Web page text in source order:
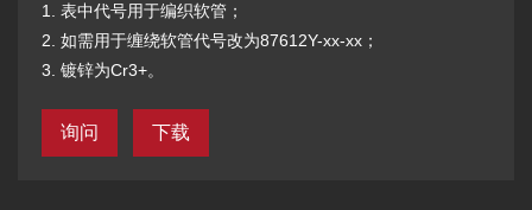
1. 表中代号用于编织软管；
2. 如需用于缠绕软管代号改为87612Y-xx-xx；
3. 镀锌为Cr3+。
询问 下载